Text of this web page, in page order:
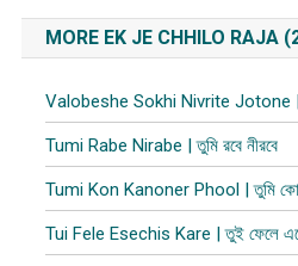
MORE EK JE CHHILO RAJA
Valobeshe Sokhi Nivrite Jotone |
Tumi Rabe Nirabe | তুমি রবে নীরবে
Tumi Kon Kanoner Phool | তুমি
Tui Fele Esechis Kare | তুই ফেলে